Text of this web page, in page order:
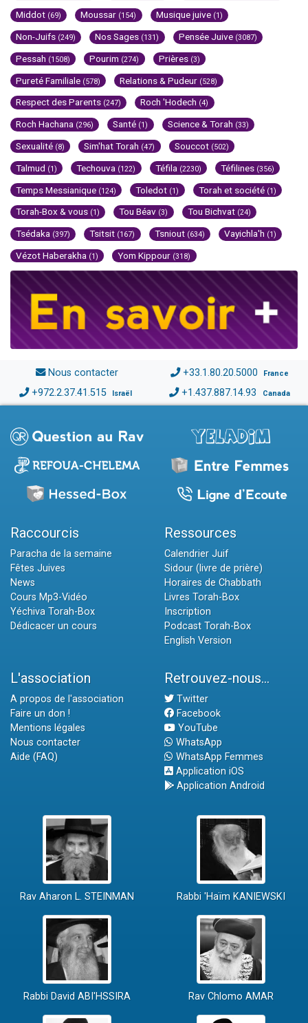
Middot (69) Moussar (154) Musique juive (1)
Non-Juifs (249) Nos Sages (131) Pensée Juive (3087)
Pessah (1508) Pourim (274) Prières (3)
Pureté Familiale (578) Relations & Pudeur (528)
Respect des Parents (247) Roch 'Hodech (4)
Roch Hachana (296) Santé (1) Science & Torah (33)
Sexualité (8) Sim'hat Torah (47) Souccot (502)
Talmud (1) Techouva (122) Téfila (2230) Téfilines (356)
Temps Messianique (124) Toledot (1) Torah et société (1)
Torah-Box & vous (1) Tou Béav (3) Tou Bichvat (24)
Tsédaka (397) Tsitsit (167) Tsniout (634) Vayichla'h (1)
Vézot Haberakha (1) Yom Kippour (318)
Nous contacter +33.1.80.20.5000 France
+972.2.37.41.515 Israël +1.437.887.14.93 Canada
Raccourcis
Paracha de la semaine
Fêtes Juives
News
Cours Mp3-Vidéo
Yéchiva Torah-Box
Dédicacer un cours
Ressources
Calendrier Juif
Sidour (livre de prière)
Horaires de Chabbath
Livres Torah-Box
Inscription
Podcast Torah-Box
English Version
L'association
A propos de l'association
Faire un don !
Mentions légales
Nous contacter
Aide (FAQ)
Retrouvez-nous...
Twitter
Facebook
YouTube
WhatsApp
WhatsApp Femmes
Application iOS
Application Android
Rav Aharon L. STEINMAN Rabbi 'Haïm KANIEWSKI
Rabbi David ABI'HSSIRA Rav Chlomo AMAR